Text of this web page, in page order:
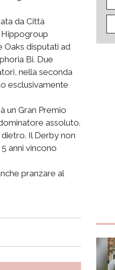
da Città
Oaks disputati ad
Bi. Due
nella seconda
esclusivamente
un Gran Premio
assoluto.
Il Derby non
anni vincono
pranzare al